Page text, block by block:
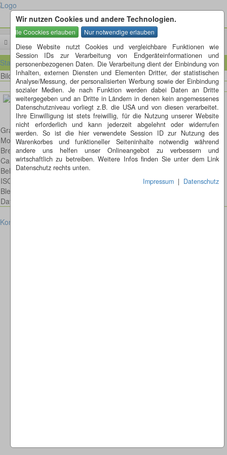
Wir nutzen Cookies und andere Technologien.
Diese Website nutzt Cookies und vergleichbare Funktionen wie
Session IDs zur Verarbeitung von Endgeräteinformationen und
personenbezogenen Daten. Die Verarbeitung dient der Einbindung von
Inhalten, externen Diensten und Elementen Dritter, der statistischen
Analyse/Messung, der personalisierten Werbung sowie der Einbindung
sozialer Medien. Je nach Funktion werden dabei Daten an Dritte
weitergegeben und an Dritte in Ländern in denen kein angemessenes
Datenschutzniveau vorliegt z.B. die USA und von diesen verarbeitet.
Ihre Einwilligung ist stets freiwillig, für die Nutzung unserer Website
nicht erforderlich und kann jederzeit abgelehnt oder widerrufen
werden. So ist die hier verwendete Session ID zur Nutzung des
Warenkorbes und funktioneller Seiteninhalte notwendig während
andere uns helfen unser Onlineangebot zu verbessern und
wirtschaftlich zu betreiben. Weitere Infos finden Sie unter dem Link
Datenschutz rechts unten.
Impressum | Datenschutz
Startseite
Bild 20 von 80Bilder
Grashüpfer
Model: Canon EOS 6D
Brennweite: 100mm
Canon EF 100mm 2,8 L IS USM Macro
Belichtungsdauer : 1/160
ISO: 100
Blende: f/6.3
Datum: 2020:06:30 12:59:11
Kontakt